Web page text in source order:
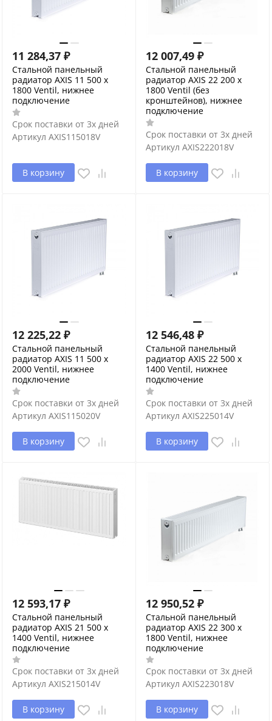
11 284,37 ₽
Стальной панельный
радиатор AXIS 11 500 x
1800 Ventil, нижнее
подключение
Срок поставки от 3х дней
Артикул AXIS115018V
В корзину
12 007,49 ₽
Стальной панельный
радиатор AXIS 22 200 x
1800 Ventil (без
кронштейнов), нижнее
подключение
Срок поставки от 3х дней
Артикул AXIS222018V
В корзину
12 225,22 ₽
Стальной панельный
радиатор AXIS 11 500 x
2000 Ventil, нижнее
подключение
Срок поставки от 3х дней
Артикул AXIS115020V
В корзину
12 546,48 ₽
Стальной панельный
радиатор AXIS 22 500 x
1400 Ventil, нижнее
подключение
Срок поставки от 3х дней
Артикул AXIS225014V
В корзину
12 593,17 ₽
Стальной панельный
радиатор AXIS 21 500 x
1400 Ventil, нижнее
подключение
Срок поставки от 3х дней
Артикул AXIS215014V
В корзину
12 950,52 ₽
Стальной панельный
радиатор AXIS 22 300 x
1800 Ventil, нижнее
подключение
Срок поставки от 3х дней
Артикул AXIS223018V
В корзину